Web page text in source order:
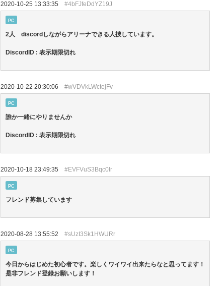
2020-10-25 13:33:35 #4bFJfeDdYZ19J
PC
2人 discordしながらアリーナできる人捜しています。
DiscordID : 表示期限切れ
2020-10-22 20:30:06 #wVDVkLWctejFv
PC
誰か一緒にやりませんか
DiscordID : 表示期限切れ
2020-10-18 23:49:35 #EVFVuS3Bqc0lr
PC
フレンド募集しています
2020-08-28 13:55:52 #sUzI3Sk1HWURr
PC
今日からはじめた初心者です。楽しくワイワイ出来たらなと思ってます！
是非フレンド登録お願いします！